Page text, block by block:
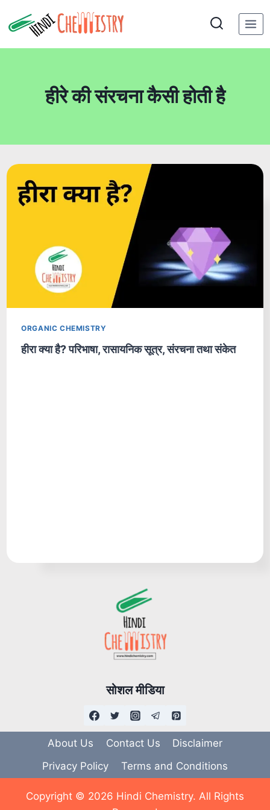
to
हीरे की संरचना कैसी होती है
ORGANIC CHEMISTRY
हीरा क्या है? परिभाषा, रासायनिक सूत्र, संरचना तथा संकेत
सोशल मीडिया
About Us Contact Us
Disclaimer
Privacy Policy
Terms and Conditions
Copyright © 2026 Hindi Chemistry. All Rights